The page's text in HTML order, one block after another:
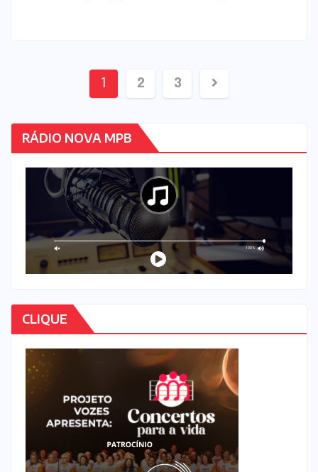
Navegação
posts
2 3
RÁDIO NOVA MPB
CLIQUE